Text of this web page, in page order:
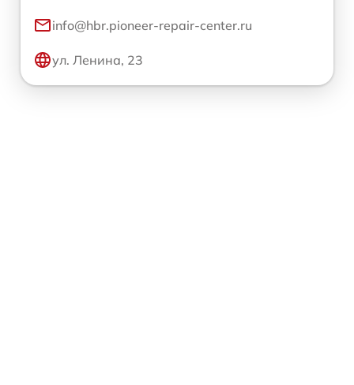
info@hbr.pioneer-repair-center.ru
ул. Ленина, 23